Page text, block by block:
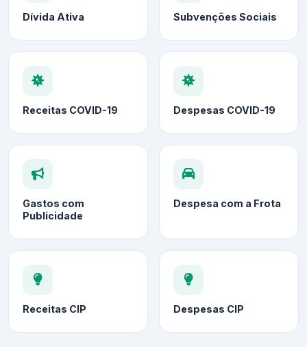
Dívida Ativa Subvenções Sociais
Receitas COVID-19 Despesas COVID-19
Gastos com
Publicidade
Despesa com a Frota
Receitas CIP Despesas CIP